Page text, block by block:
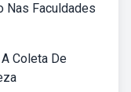
Nas Faculdades
Coleta De